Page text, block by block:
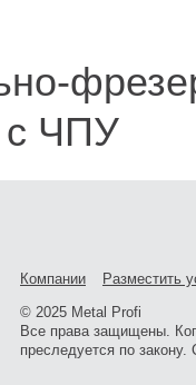
с ЧПУ
Компании
Разместить
© 2025 Metal Profi
Все права защищены.
преследуется по